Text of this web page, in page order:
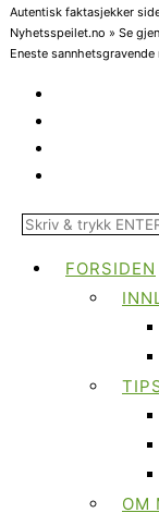
Autentisk faktasjekker
Nyhetsspeilet.no » Se
Eneste
FORSIDEN
OM